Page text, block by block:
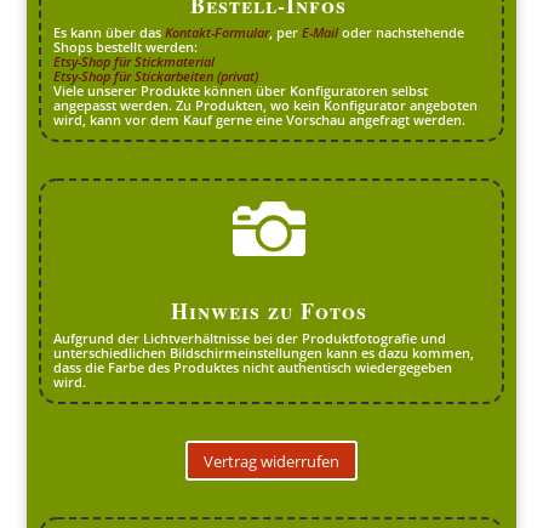
Es kann über dasKontakt-Formular, perE-Mail oder nachstehende
Shops bestellt werden:
Etsy-Shop für Stickmaterial
Etsy-Shop für Stickarbeiten (privat)
Viele unserer Produkte können über Konfiguratoren selbst
angepasst werden. Zu Produkten, wo kein Konfigurator angeboten
wird, kann vor dem Kauf gerne eine Vorschau angefragt werden.

Hinweis zu Fotos
Aufgrund der Lichtverhältnisse bei der Produktfotografie und
unterschiedlichen Bildschirmeinstellungen kann es dazu kommen,
dass die Farbe des Produktes nicht authentisch wiedergegeben
wird.
Vertrag widerrufen